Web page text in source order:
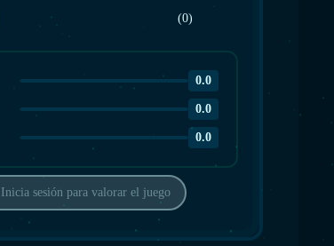
(0)
0.0
0.0
0.0
Inicia sesión para valorar el juego